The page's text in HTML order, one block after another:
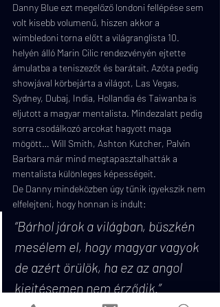
Danny Blue ezt megelőző londoni fellépése sem
volt kisebb volumenű, hiszen akkor a
wimbledoni torna előtt a világranglista 10.
helyén álló Marin Cilic rendezvényén ejtette
ámulatba a teniszezőt és barátait. Azóta pedig
showjával körbejárta a világot, Las Vegas,
Sydney, Dubaj, India, Hollandia és Taiwanba is
eljutott a magyar mentalista. Mindezalatt pedig
sorra csodálkozó arcokat hagyott maga
mögött… Will Smith, Ashton Kutcher, Palvin
Barbara már mind megtapasztalhatták a
mentalista különleges képességeit.
De Danny mindeközben úgy tűnik igyekszik nem
elfelejteni, hogy honnan is indult:
“Bárhol járok a világban, büszkén
mesélem el, hogy magyar vagyok
de azért örülök, ha ez az angol
kiejtésemen nem érződik.”